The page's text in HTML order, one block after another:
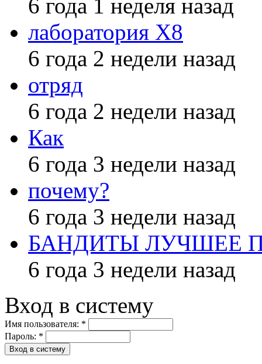
6 года 1 неделя назад
лаборатория X8
6 года 2 недели назад
отряд
6 года 2 недели назад
Как
6 года 3 недели назад
почему?
6 года 3 недели назад
БАНДИТЫ ЛУЧШЕЕ
6 года 3 недели назад
Вход в систему
Имя пользователя: *
Пароль: *